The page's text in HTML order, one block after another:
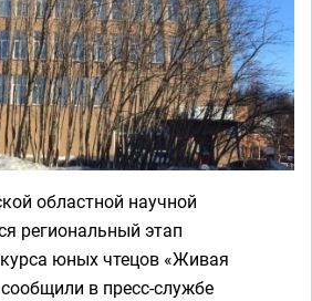
областной научной
региональный этап
юных чтецов «Живая
в пресс-службе